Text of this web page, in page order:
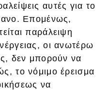
αυτές για το
Επομένως,
παράλειψη
οι ανωτέρω
δεν μπορούν να
το νόμιμο έρεισμα
να